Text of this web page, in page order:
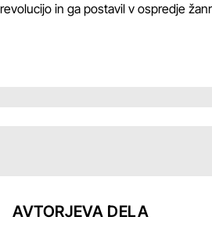
revolucijo in ga postavil v ospredje
AVTORJEVA DELA